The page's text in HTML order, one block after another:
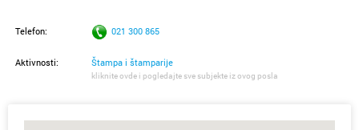
Telefon: 021 300 865
Aktivnosti: Štampa i štamparije
kliknite ovde i pogledajte sve subjekte iz ovog posla